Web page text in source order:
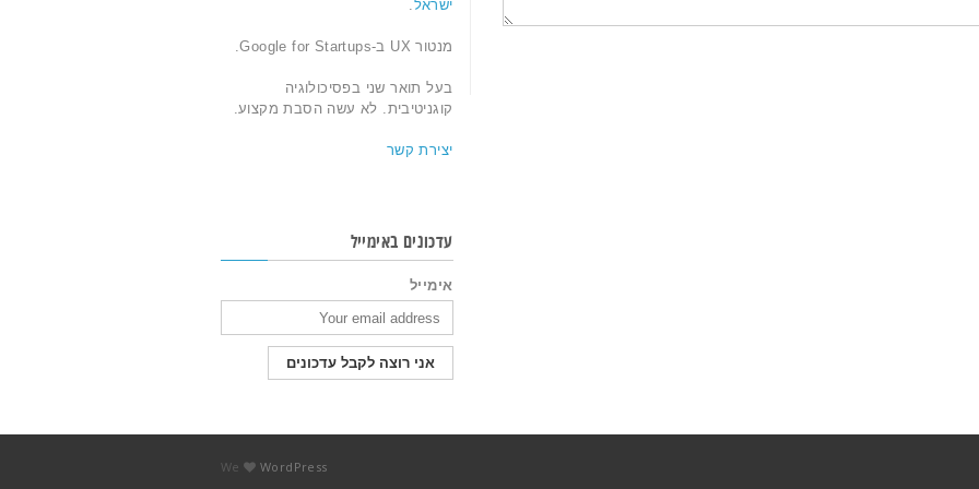
ישראל.
מנטור UX ב-Google for Startups.
בעל תואר שני בפסיכולוגיה
קוגניטיבית. לא עשה הסבת מקצוע.
יצירת קשר
עדכונים באימייל
אימייל
We WordPress